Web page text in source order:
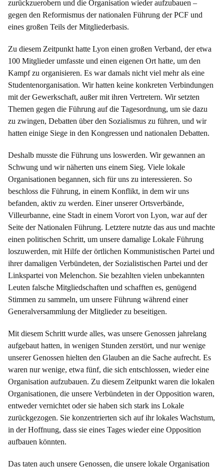
zurückzuerobern und die Organisation wieder aufzubauen –
gegen den Reformismus der nationalen Führung der PCF und
eines großen Teils der Mitgliederbasis.
Zu diesem Zeitpunkt hatte Lyon einen großen Verband, der etwa
100 Mitglieder umfasste und einen eigenen Ort hatte, um den
Kampf zu organisieren. Es war damals nicht viel mehr als eine
Studentenorganisation. Wir hatten keine konkreten Verbindungen
mit der Gewerkschaft, außer mit ihren Vertretern. Wir setzten
Themen gegen die Führung auf die Tagesordnung, um sie dazu
zu zwingen, Debatten über den Sozialismus zu führen, und wir
hatten einige Siege in den Kongressen und nationalen Debatten.
Deshalb musste die Führung uns loswerden. Wir gewannen an
Schwung und wir näherten uns einem Sieg. Viele lokale
Organisationen begannen, sich für uns zu interessieren. So
beschloss die Führung, in einem Konflikt, in dem wir uns
befanden, aktiv zu werden. Einer unserer Ortsverbände,
Villeurbanne, eine Stadt in einem Vorort von Lyon, war auf der
Seite der Nationalen Führung. Letztere nutzte das aus und machte
einen politischen Schritt, um unsere damalige Lokale Führung
loszuwerden, mit Hilfe der örtlichen Kommunistischen Partei und
ihrer damaligen Verbündeten, der Sozialistischen Partei und der
Linkspartei von Melenchon. Sie bezahlten vielen unbekannten
Leuten falsche Mitgliedschaften und schafften es, genügend
Stimmen zu sammeln, um unsere Führung während einer
Generalversammlung der Mitglieder zu beseitigen.
Mit diesem Schritt wurde alles, was unsere Genossen jahrelang
aufgebaut hatten, in wenigen Stunden zerstört, und nur wenige
unserer Genossen hielten den Glauben an die Sache aufrecht. Es
waren nur wenige, etwa fünf, die sich entschlossen, wieder eine
Organisation aufzubauen. Zu diesem Zeitpunkt waren die lokalen
Organisationen, die unsere Verbündeten in der Opposition waren,
entweder vernichtet oder sie haben sich stark ins Lokale
zurückgezogen. Sie konzentrierten sich auf ihr lokales Wachstum,
in der Hoffnung, dass sie eines Tages wieder eine Opposition
aufbauen könnten.
Das taten auch unsere Genossen, die unsere lokale Organisation